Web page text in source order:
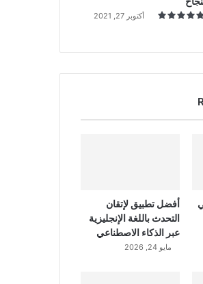
أكتوبر 27, 2021
أفضل تطبيق لإتقان
التحدث باللغة الإنجليزية
عبر الذكاء الاصطناعي
مايو 24, 2026